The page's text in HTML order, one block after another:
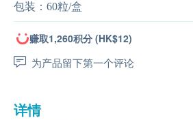
包装： 60粒/盒
赚取1,260积分 (HK$12)
为产品留下第一个评论
详情